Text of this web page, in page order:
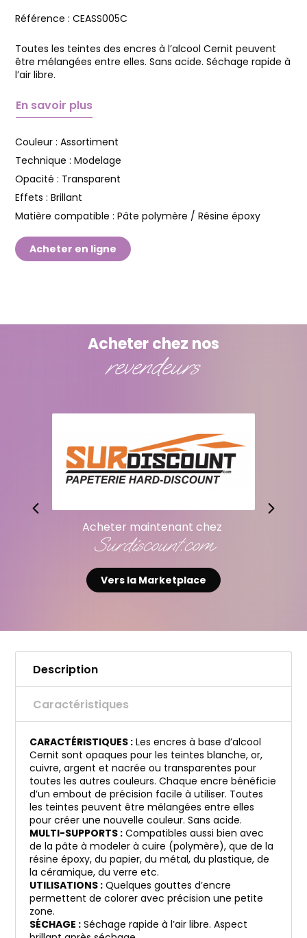
Référence : CEASS005C
Toutes les teintes des encres à l’alcool Cernit peuvent
être mélangées entre elles. Sans acide. Séchage rapide à
l’air libre.
En savoir plus
Couleur : Assortiment
Technique : Modelage
Opacité : Transparent
Effets : Brillant
Matière compatible : Pâte polymère / Résine époxy
Acheter en ligne
Acheter chez nos
revendeurs
maintenant chez
Vers la Marketplace
Description
Caractéristiques
CARACTÉRISTIQUES : Les encres à base d’alcool
Cernit sont opaques pour les teintes blanche, or,
cuivre, argent et nacrée ou transparentes pour
toutes les autres couleurs. Chaque encre bénéficie
d’un embout de précision facile à utiliser. Toutes
les teintes peuvent être mélangées entre elles
pour créer une nouvelle couleur. Sans acide.
MULTI-SUPPORTS : Compatibles aussi bien avec
de la pâte à modeler à cuire (polymère), que de la
résine époxy, du papier, du métal, du plastique, de
la céramique, du verre etc.
UTILISATIONS : Quelques gouttes d’encre
permettent de colorer avec précision une petite
zone.
SÉCHAGE : Séchage rapide à l’air libre. Aspect